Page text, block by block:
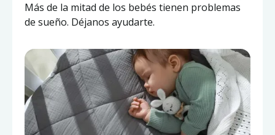
Más de la mitad de los bebés tienen problemas
de sueño. Déjanos ayudarte.